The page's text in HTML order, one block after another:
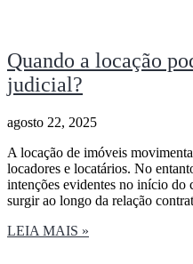
Quando a locação
judicial?
agosto 22, 2025
A locação de imóveis
locadores e locatários. No
intenções evidentes no início do
surgir ao longo da relação
LEIA MAIS »